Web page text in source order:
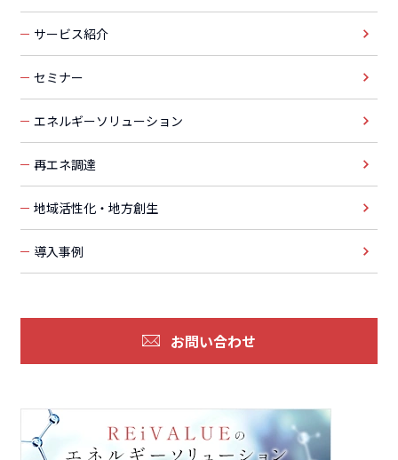
サービス紹介
セミナー
エネルギーソリューション
再エネ調達
地域活性化・地方創生
導入事例
お問い合わせ